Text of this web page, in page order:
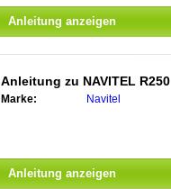
Anleitung anzeigen
Anleitung zu NAVITEL R250
Marke: Navitel
Anleitung anzeigen